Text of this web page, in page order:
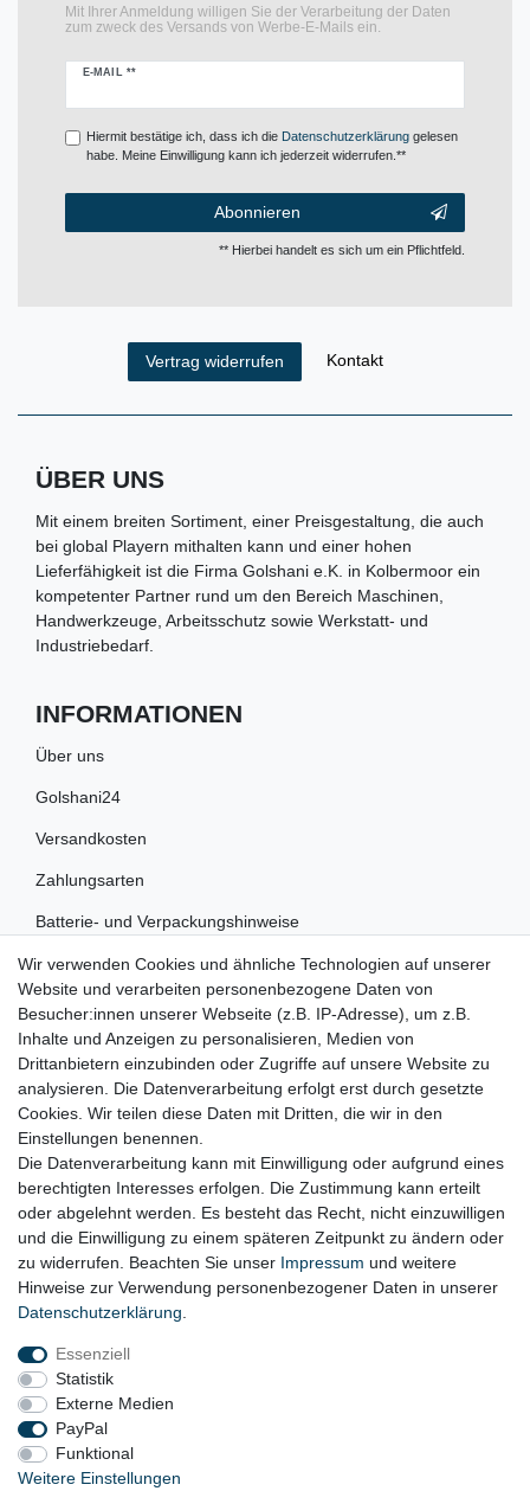
Mit Ihrer Anmeldung willigen Sie der Verarbeitung der Daten
zum zweck des Versands von Werbe-E-Mails ein.
E-MAIL **
Newsletter
Hiermit bestätige ich, dass ich die Daten­schutz­erklärunggelesen
habe. Meine Einwilligung kann ich jederzeit widerrufen.**
Abonnieren
** Hierbei handelt es sich um ein Pflichtfeld.
Vertrag widerrufen Kontakt
ÜBER UNS
Mit einem breiten Sortiment, einer Preisgestaltung, die auch
bei global Playern mithalten kann und einer hohen
Lieferfähigkeit ist die Firma Golshani e.K. in Kolbermoor ein
kompetenter Partner rund um den Bereich Maschinen,
Handwerkzeuge, Arbeitsschutz sowie Werkstatt- und
Industriebedarf.
INFORMATIONEN
Über uns
Golshani24
Versandkosten
Zahlungsarten
Batterie- und Verpackungshinweise
RECHTLICHES
Impressum
Datenschutz
Widerrufsrecht
AGB
Widerrufsformular
KONTAKT
Tel.: 08031-23444-0
info@werkzeugfundgrube.de
Wir verwenden Cookies und ähnliche Technologien auf unserer
Website und verarbeiten personenbezogene Daten von
Besucher:innen unserer Webseite (z.B. IP-Adresse), um z.B.
Inhalte und Anzeigen zu personalisieren, Medien von
Drittanbietern einzubinden oder Zugriffe auf unsere Website zu
analysieren. Die Datenverarbeitung erfolgt erst durch gesetzte
Cookies. Wir teilen diese Daten mit Dritten, die wir in den
Einstellungen benennen.
Die Datenverarbeitung kann mit Einwilligung oder aufgrund eines
berechtigten Interesses erfolgen. Die Zustimmung kann erteilt
oder abgelehnt werden. Es besteht das Recht, nicht einzuwilligen
und die Einwilligung zu einem späteren Zeitpunkt zu ändern oder
zu widerrufen. Beachten Sie unser Impressum und weitere
Hinweise zur Verwendung personenbezogener Daten in unserer
Daten­schutz­erklärung
Essenziell
Statistik
Externe Medien
PayPal
Funktional
Weitere Einstellungen